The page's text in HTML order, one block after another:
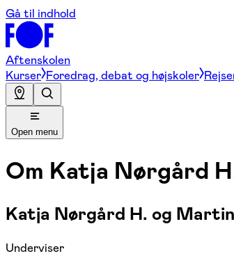
Gå til indhold
Aftenskolen
Kurser Foredrag, debat og højskoler
Open menu
Om Katja Nørgård
Katja Nørgård H. og
Underviser